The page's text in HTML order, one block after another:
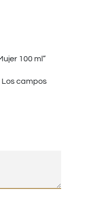
100 ml”
Los campos